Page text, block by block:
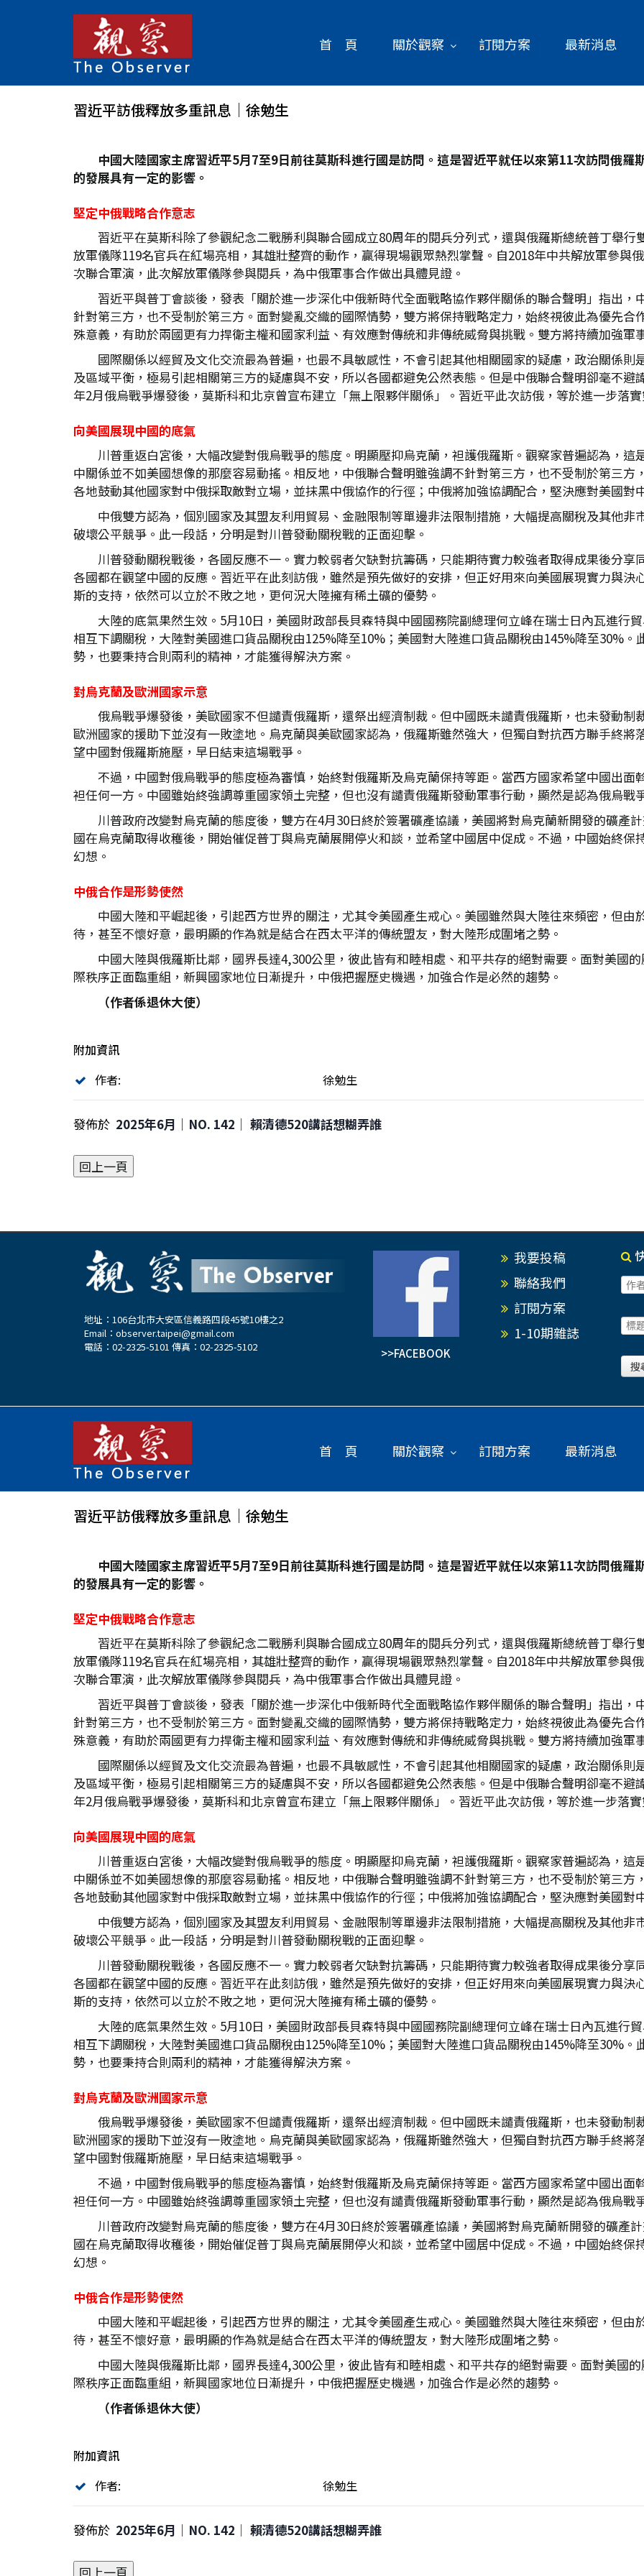
首 頁 關於觀察 訂閱方案 最新消息
習近平訪俄釋放多重訊息│徐勉生
中國大陸國家主席習近平5月7至9日前往莫斯科進行國是訪問。這是習近平就任以來第11次訪問俄羅
的發展具有一定的影響。
堅定中俄戰略合作意志
習近平在莫斯科除了參觀紀念二戰勝利與聯合國成立80周年的閱兵分列式，還與俄羅斯總統普丁舉
放軍儀隊119名官兵在紅場亮相，其雄壯整齊的動作，贏得現場觀眾熱烈掌聲。自2018年中共解放軍參與
次聯合軍演，此次解放軍儀隊參與閱兵，為中俄軍事合作做出具體見證。
習近平與普丁會談後，發表「關於進一步深化中俄新時代全面戰略協作夥伴關係的聯合聲明」指出
針對第三方，也不受制於第三方。面對變亂交織的國際情勢，雙方將保持戰略定力，始終視彼此為優先
殊意義，有助於兩國更有力捍衛主權和國家利益、有效應對傳統和非傳統威脅與挑戰。雙方將持續加強軍
國際關係以經貿及文化交流最為普遍，也最不具敏感性，不會引起其他相關國家的疑慮，政治關係
及區域平衡，極易引起相關第三方的疑慮與不安，所以各國都避免公然表態。但是中俄聯合聲明卻毫不避
年2月俄烏戰爭爆發後，莫斯科和北京曾宣布建立「無上限夥伴關係」。習近平此次訪俄，等於進一步落
向美國展現中國的底氣
川普重返白宮後，大幅改變對俄烏戰爭的態度。明顯壓抑烏克蘭，袒護俄羅斯。觀察家普遍認為，
中關係並不如美國想像的那麼容易動搖。相反地，中俄聯合聲明雖強調不針對第三方，也不受制於第三
各地鼓動其他國家對中俄採取敵對立場，並抹黑中俄協作的行徑；中俄將加強協調配合，堅決應對美國對
中俄雙方認為，個別國家及其盟友利用貿易、金融限制等單邊非法限制措施，大幅提高關稅及其他
破壞公平競爭。此一段話，分明是對川普發動關稅戰的正面迎擊。
川普發動關稅戰後，各國反應不一。實力較弱者欠缺對抗籌碼，只能期待實力較強者取得成果後分
各國都在觀望中國的反應。習近平在此刻訪俄，雖然是預先做好的安排，但正好用來向美國展現實力與
斯的支持，依然可以立於不敗之地，更何況大陸擁有稀土礦的優勢。
大陸的底氣果然生效。5月10日，美國財政部長貝森特與中國國務院副總理何立峰在瑞士日內瓦進行
相互下調關稅，大陸對美國進口貨品關稅由125%降至10%；美國對大陸進口貨品關稅由145%降至30%
勢，也要秉持合則兩利的精神，才能獲得解決方案。
對烏克蘭及歐洲國家示意
俄烏戰爭爆發後，美歐國家不但譴責俄羅斯，還祭出經濟制裁。但中國既未譴責俄羅斯，也未發動
歐洲國家的援助下並沒有一敗塗地。烏克蘭與美歐國家認為，俄羅斯雖然強大，但獨自對抗西方聯手終
望中國對俄羅斯施壓，早日結束這場戰爭。
不過，中國對俄烏戰爭的態度極為審慎，始終對俄羅斯及烏克蘭保持等距。當西方國家希望中國出
袒任何一方。中國雖始終強調尊重國家領土完整，但也沒有譴責俄羅斯發動軍事行動，顯然是認為俄烏戰
川普政府改變對烏克蘭的態度後，雙方在4月30日終於簽署礦產協議，美國將對烏克蘭新開發的礦產
國在烏克蘭取得收穫後，開始催促普丁與烏克蘭展開停火和談，並希望中國居中促成。不過，中國始終
幻想。
中俄合作是形勢使然
中國大陸和平崛起後，引起西方世界的關注，尤其令美國產生戒心。美國雖然與大陸往來頻密，但
待，甚至不懷好意，最明顯的作為就是結合在西太平洋的傳統盟友，對大陸形成圍堵之勢。
中國大陸與俄羅斯比鄰，國界長達4,300公里，彼此皆有和睦相處、和平共存的絕對需要。面對美國
際秩序正面臨重組，新興國家地位日漸提升，中俄把握歷史機遇，加強合作是必然的趨勢。
（作者係退休大使）
附加資訊
作者:
徐勉生
發佈於 2025年6月｜NO. 142│ 賴清德520講話想糊弄誰
地址：106台北市大安區信義路四段45號10樓之2
Email： observer.taipei@gmail.com
電話：02-2325-5101 傳真：02-2325-5102
>>FACEBOOK
我要投稿
聯絡我們
訂閱方案
1-10期雜誌
首 頁 關於觀察 訂閱方案 最新消息
習近平訪俄釋放多重訊息│徐勉生
中國大陸國家主席習近平5月7至9日前往莫斯科進行國是訪問。這是習近平就任以來第11次訪問俄羅
的發展具有一定的影響。
堅定中俄戰略合作意志
習近平在莫斯科除了參觀紀念二戰勝利與聯合國成立80周年的閱兵分列式，還與俄羅斯總統普丁舉
放軍儀隊119名官兵在紅場亮相，其雄壯整齊的動作，贏得現場觀眾熱烈掌聲。自2018年中共解放軍參與
次聯合軍演，此次解放軍儀隊參與閱兵，為中俄軍事合作做出具體見證。
習近平與普丁會談後，發表「關於進一步深化中俄新時代全面戰略協作夥伴關係的聯合聲明」指出
針對第三方，也不受制於第三方。面對變亂交織的國際情勢，雙方將保持戰略定力，始終視彼此為優先
殊意義，有助於兩國更有力捍衛主權和國家利益、有效應對傳統和非傳統威脅與挑戰。雙方將持續加強軍
國際關係以經貿及文化交流最為普遍，也最不具敏感性，不會引起其他相關國家的疑慮，政治關係
及區域平衡，極易引起相關第三方的疑慮與不安，所以各國都避免公然表態。但是中俄聯合聲明卻毫不避
年2月俄烏戰爭爆發後，莫斯科和北京曾宣布建立「無上限夥伴關係」。習近平此次訪俄，等於進一步落
向美國展現中國的底氣
川普重返白宮後，大幅改變對俄烏戰爭的態度。明顯壓抑烏克蘭，袒護俄羅斯。觀察家普遍認為，
中關係並不如美國想像的那麼容易動搖。相反地，中俄聯合聲明雖強調不針對第三方，也不受制於第三
各地鼓動其他國家對中俄採取敵對立場，並抹黑中俄協作的行徑；中俄將加強協調配合，堅決應對美國對
中俄雙方認為，個別國家及其盟友利用貿易、金融限制等單邊非法限制措施，大幅提高關稅及其他
破壞公平競爭。此一段話，分明是對川普發動關稅戰的正面迎擊。
川普發動關稅戰後，各國反應不一。實力較弱者欠缺對抗籌碼，只能期待實力較強者取得成果後分
各國都在觀望中國的反應。習近平在此刻訪俄，雖然是預先做好的安排，但正好用來向美國展現實力與
斯的支持，依然可以立於不敗之地，更何況大陸擁有稀土礦的優勢。
大陸的底氣果然生效。5月10日，美國財政部長貝森特與中國國務院副總理何立峰在瑞士日內瓦進行
相互下調關稅，大陸對美國進口貨品關稅由125%降至10%；美國對大陸進口貨品關稅由145%降至30%
勢，也要秉持合則兩利的精神，才能獲得解決方案。
對烏克蘭及歐洲國家示意
俄烏戰爭爆發後，美歐國家不但譴責俄羅斯，還祭出經濟制裁。但中國既未譴責俄羅斯，也未發動
歐洲國家的援助下並沒有一敗塗地。烏克蘭與美歐國家認為，俄羅斯雖然強大，但獨自對抗西方聯手終
望中國對俄羅斯施壓，早日結束這場戰爭。
不過，中國對俄烏戰爭的態度極為審慎，始終對俄羅斯及烏克蘭保持等距。當西方國家希望中國出
袒任何一方。中國雖始終強調尊重國家領土完整，但也沒有譴責俄羅斯發動軍事行動，顯然是認為俄烏戰
川普政府改變對烏克蘭的態度後，雙方在4月30日終於簽署礦產協議，美國將對烏克蘭新開發的礦產
國在烏克蘭取得收穫後，開始催促普丁與烏克蘭展開停火和談，並希望中國居中促成。不過，中國始終
幻想。
中俄合作是形勢使然
中國大陸和平崛起後，引起西方世界的關注，尤其令美國產生戒心。美國雖然與大陸往來頻密，但
待，甚至不懷好意，最明顯的作為就是結合在西太平洋的傳統盟友，對大陸形成圍堵之勢。
中國大陸與俄羅斯比鄰，國界長達4,300公里，彼此皆有和睦相處、和平共存的絕對需要。面對美國
際秩序正面臨重組，新興國家地位日漸提升，中俄把握歷史機遇，加強合作是必然的趨勢。
（作者係退休大使）
附加資訊
作者:
徐勉生
發佈於 2025年6月｜NO. 142│ 賴清德520講話想糊弄誰